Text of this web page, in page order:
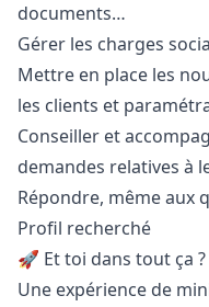
documents…
Gérer les charges
Mettre en place les
les clients et
Conseiller et
demandes relatives à
Répondre, même aux
Profil recherché
🚀 Et toi dans tout ça ?
Une expérience de